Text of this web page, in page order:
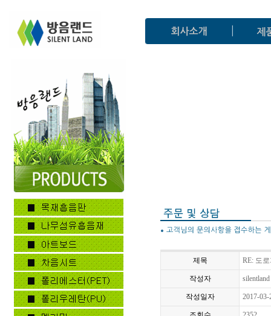
제목 RE: 도
작성자 silentland
작성일자 2017-03-